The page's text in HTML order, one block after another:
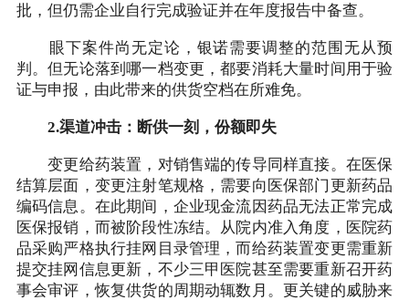
批，但仍需企业自行完成验证并在年度报告中备查。
眼下案件尚无定论，银诺需要调整的范围无从预
判。但无论落到哪一档变更，都要消耗大量时间用于验
证与申报，由此带来的供货空档在所难免。
2.渠道冲击：断供一刻，份额即失
变更给药装置，对销售端的传导同样直接。在医保
结算层面，变更注射笔规格，需要向医保部门更新药品
编码信息。在此期间，企业现金流因药品无法正常完成
医保报销，而被阶段性冻结。从院内准入角度，医院药
品采购严格执行挂网目录管理，而给药装置变更需重新
提交挂网信息更新，不少三甲医院甚至需要重新召开药
事会审评，恢复供货的周期动辄数月。更关键的威胁来